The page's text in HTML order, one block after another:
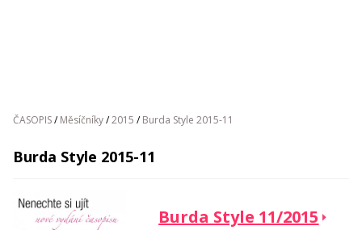
ČASOPIS/ Měsíčníky/2015 / Burda Style 2015-11
Burda Style 2015-11
Burda Style 11/2015